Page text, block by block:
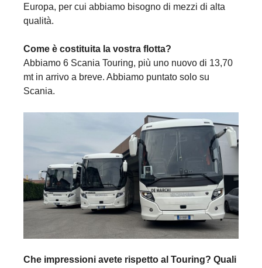
Europa, per cui abbiamo bisogno di mezzi di alta
qualità.
Come è costituita la vostra flotta?
Abbiamo 6 Scania Touring, più uno nuovo di 13,70
mt in arrivo a breve. Abbiamo puntato solo su
Scania.
Che impressioni avete rispetto al Touring? Quali